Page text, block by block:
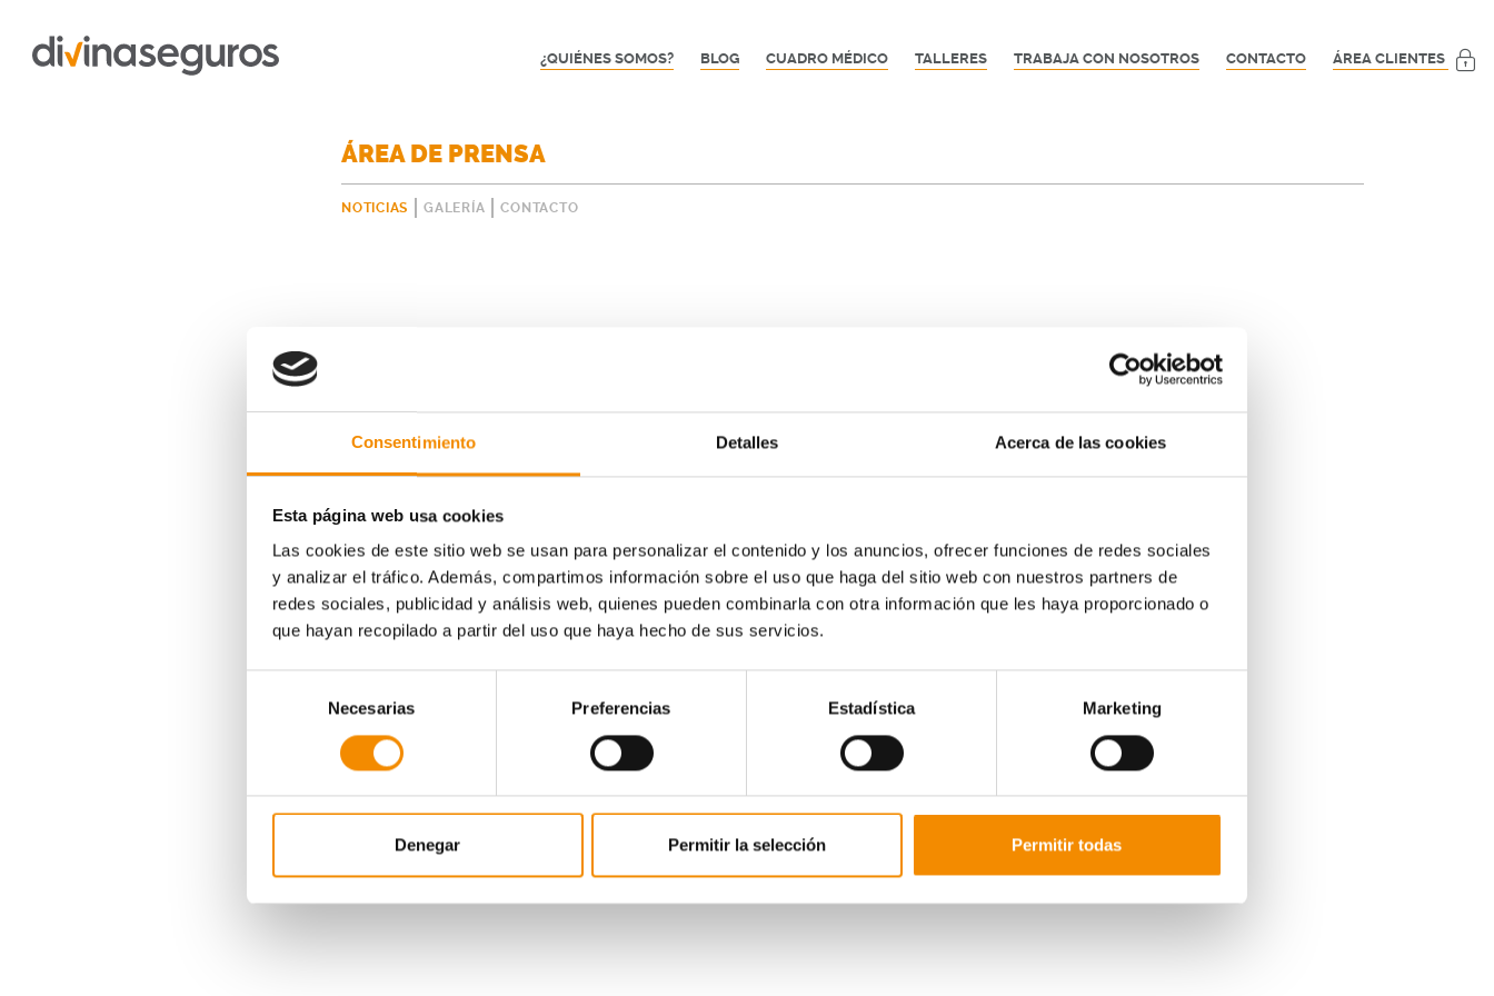
Consentimiento Detalles Acerca de las cookies
Esta página web usa cookies
Las cookies de este sitio web se usan para personalizar el contenido y los anuncios, ofrecer funciones de redes sociales
y analizar el tráfico. Además, compartimos información sobre el uso que haga del sitio web con nuestros partners de
redes sociales, publicidad y análisis web, quienes pueden combinarla con otra información que les haya proporcionado o
que hayan recopilado a partir del uso que haya hecho de sus servicios.
consentimiento
Necesarias Preferencias Estadística Marketing
Denegar Permitir la selección Permitir todas
¿QUIÉNES SOMOS? BLOG CUADRO MÉDICO TALLERES TRABAJA CON NOSOTROS CONTACTO ÁREA CLIENTES
ÁREA DE PRENSA
NOTICIAS GALERÍA CONTACTO
posibilidad de divertirse y aprender, al mismo tiempo, en el circuito "No te detengas". Este circuito
incide, a través de diferentes pruebas, en la importancia de cuidar de la salud y, además, tal y
como indica su nombre, anima a los más pequeños a que se superen con cada obstáculo.
El circuito está pensado para que lo realicen padres e hijos de forma conjunta. Está formado por
papel de coach para ayudar a su hijo a que supere los retos, mientras que en la segunda, el niño
La primera prueba es la Zona A con obstáculos y pruebas de equilibrio. Primero serán los niños
quienes prueben su equilibrio, subiendo y bajando una escalera. Posteriormente, los pequeños
evaluarán las habilidades de equilibrio del padre o madre que caminará siguiendo una línea dibujada en el suelo.
Después pasarán a la zona B, de slalom y examen visual. Con los ojos vendados y la orientación de la persona adulta, cada niño tendrá que
cruzar un espacio esquivando picas deportivas. Luego, será el niño el que examine la vista del padre o madre, comprobando si diferencia
peso de su padre/madre.